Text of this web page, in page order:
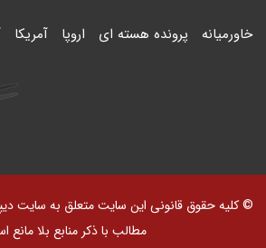
خاورمیانه پرونده هسته ای اروپا آمریکا
© کلیه حقوق قانونی این سایت متعلق به سایت
مطالب با ذکر منابع بلا مانع